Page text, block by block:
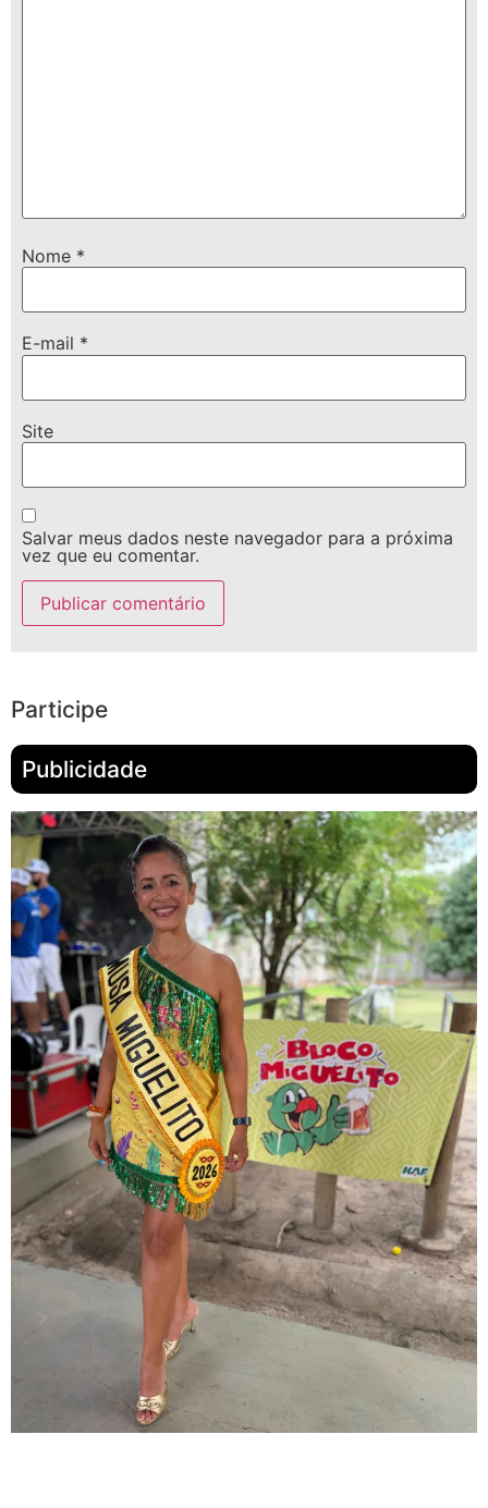
Nome *
E-mail *
Site
Salvar meus dados neste navegador para a próxima
vez que eu comentar.
Participe
Publicidade